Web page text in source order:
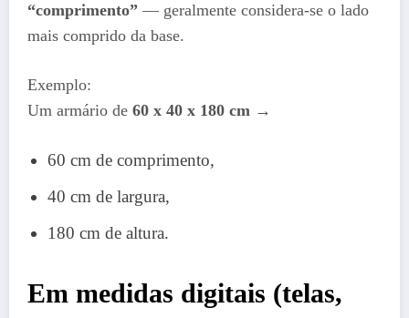
“comprimento” — geralmente considera-se o lado
mais comprido da base.
Exemplo:
Um armário de 60 x 40 x 180 cm →
60 cm de comprimento,
40 cm de largura,
180 cm de altura.
Em medidas digitais (telas,